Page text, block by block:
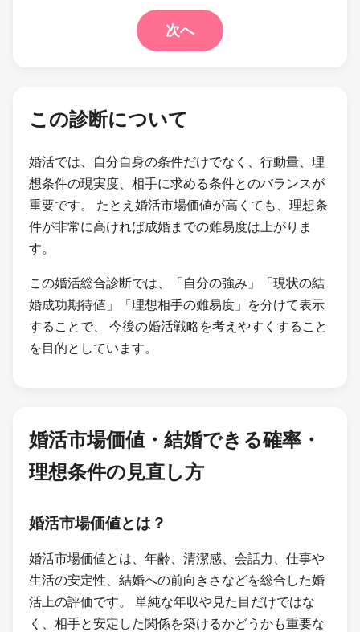
次へ
この診断について
婚活では、自分自身の条件だけでなく、行動量、理
想条件の現実度、相手に求める条件とのバランスが
重要です。 たとえ婚活市場価値が高くても、理想条
件が非常に高ければ成婚までの難易度は上がりま
す。
この婚活総合診断では、「自分の強み」「現状の結
婚成功期待値」「理想相手の難易度」を分けて表示
することで、 今後の婚活戦略を考えやすくすること
を目的としています。
婚活市場価値・結婚できる確率・
理想条件の見直し方
婚活市場価値とは？
婚活市場価値とは、年齢、清潔感、会話力、仕事や
生活の安定性、結婚への前向きさなどを総合した婚
活上の評価です。 単純な年収や見た目だけではな
く、相手と安定した関係を築けるかどうかも重要な